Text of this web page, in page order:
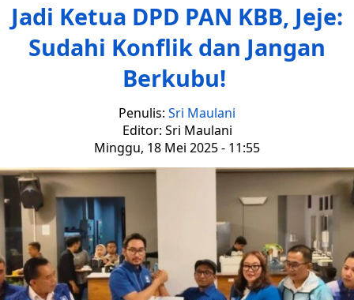
Jadi Ketua DPD PAN KBB, Jeje:
Sudahi Konflik dan Jangan
Berkubu!
Penulis: Sri Maulani
Editor: Sri Maulani
Minggu, 18 Mei 2025 - 11:55